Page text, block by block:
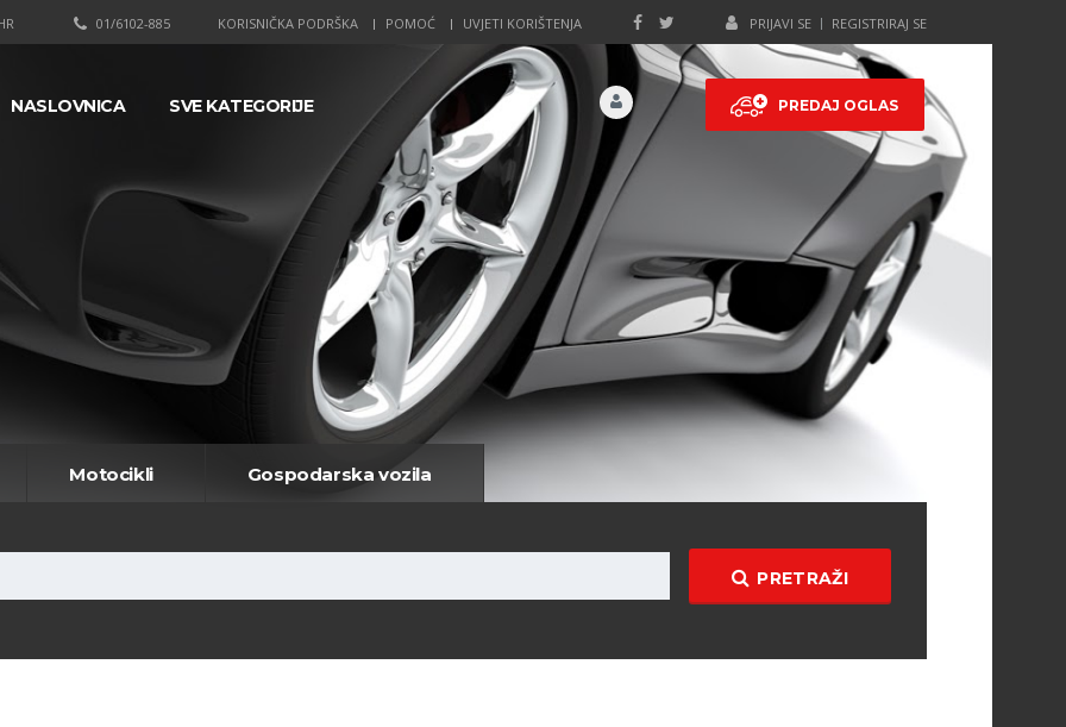
PRIJAVI SE REGISTRIRAJ SE
KORISNIČKA PODRŠKA POMOĆ UVJETI KORIŠTENJA
01/6102-885
PREDAJ OGLAS
NASLOVNICA SVE KATEGORIJE
Motocikli Gospodarska vozila
PRETRAŽI